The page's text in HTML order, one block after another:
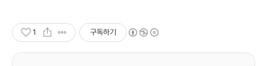
1 구독하기